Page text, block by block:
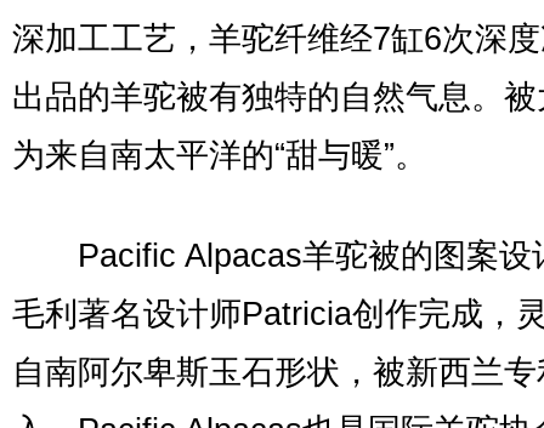
深加工工艺，羊驼纤维经7缸6次深
出品的羊驼被有独特的自然气息。
为来自南太平洋的“甜与暖”。
Pacific Alpacas羊驼被的图案设
毛利著名设计师Patricia创作完成，
自南阿尔卑斯玉石形状，被新西兰